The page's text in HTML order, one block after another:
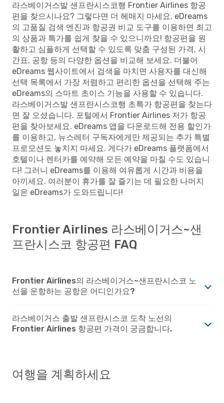
라스베이거스발 샌프란시스코행 Frontier Airlines 항공
편을 찾으시나요? 그렇다면 더 헤매지 마세요. eDreams
의 고품질 검색 엔진과 항공권 비교 도구를 이용하면 최고
의 상품과 특가를 쉽게 찾을 수 있으니까요! 항공편을 원
활하고 심플하게 선택할 수 있도록 맞춤 구성된 가격, 시
간표, 공항 등의 다양한 옵션을 비교해 보세요. 더불어
eDreams 웹사이트에서 검색을 마치면 사용자를 대신해
선택 목록에서 가장 저렴하고 편리한 옵션을 선택해 주는
eDreams의 스마트 초이스 기능을 사용할 수 있습니다.
라스베이거스발 샌프란시스코행 초특가 항공편을 찾는다
면 잘 오셨습니다. 포털에서 Frontier Airlines 저가 항공
편을 찾아보세요. eDreams 앱을 다운로드해 전용 할인가
를 이용하고, 뉴스레터 구독자에게만 제공되는 추가 특별
프로모션도 놓치지 마세요. 게다가 eDreams 플랫폼에서
호텔이나 렌터카를 예약해 모든 예약을 마칠 수도 있습니
다! 그러니 eDreams를 이용해 여유롭게 시간과 비용을
아끼세요. 여러분이 휴가를 잘 즐기는 데 필요한 나머지
일은 eDreams가 도와드립니다!
Frontier Airlines 라스베이거스~샌
프란시스코 항공편 FAQ
Frontier Airlines의 라스베이거스~샌프란시스코 노
선을 운항하는 공항은 어디인가요?
라스베이거스 출발 샌프란시스코 도착 노선의
Frontier Airlines 항공편 가격이 궁금합니다.
여행을 계획하세요